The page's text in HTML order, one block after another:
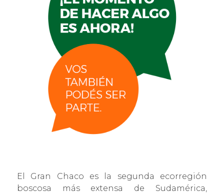
El Gran Chaco es la segunda ecorregión
boscosa más extensa de Sudamérica,